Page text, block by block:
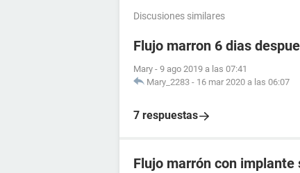
Discusiones similares
Flujo marron 6 dias
Mary - 9 ago 2019 a las 07:41
Mary_2283 - 16 mar 2020 a las 06:07
7 respuestas
Flujo marrón con implante